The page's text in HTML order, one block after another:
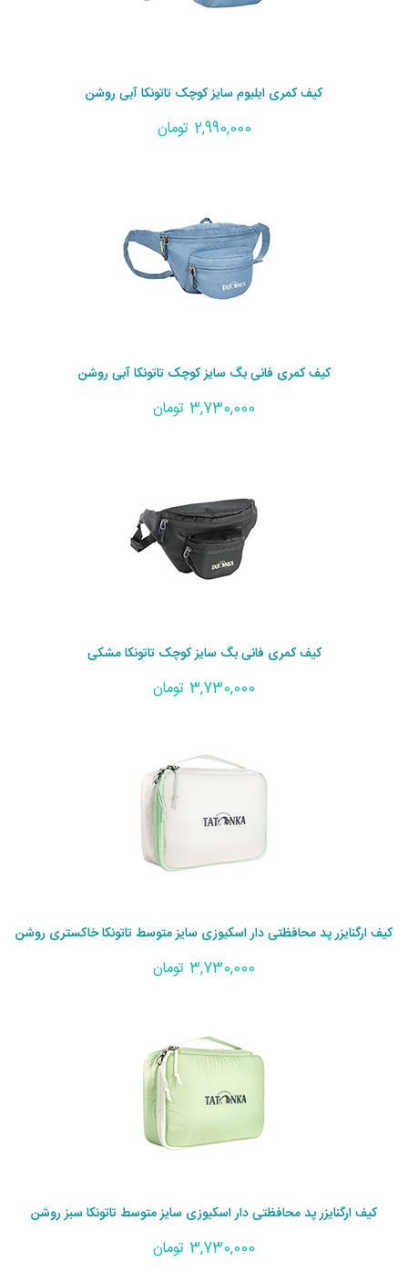
کیف کمری ایلیوم سایز کوچک تاتونکا آبی روشن
2,990,000 تومان
کیف کمری فانی بگ سایز کوچک تاتونکا آبی روشن
3,730,000 تومان
کیف کمری فانی بگ سایز کوچک تاتونکا مشکی
3,730,000 تومان
کیف ارگنایزر پد محافظتی دار اسکیوزی سایز متوسط تاتونکا خاکستری روشن
3,730,000 تومان
کیف ارگنایزر پد محافظتی دار اسکیوزی سایز متوسط تاتونکا سبز روشن
3,730,000 تومان